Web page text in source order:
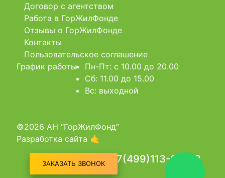
Договор с агентством
Работа в ГорЖилФонде
Отзывы о ГорЖилФонде
Контакты
Пользовательское соглашение
График работы
Пн-Пт: c 10.00 до 20.00
Сб: 11.00 до 15.00
Вс: выходной
©2026 АН “ГорЖилФонд”
Разработка сайта 🤙
+7(499)113-03-03
ЗАКАЗАТЬ ЗВОНОК